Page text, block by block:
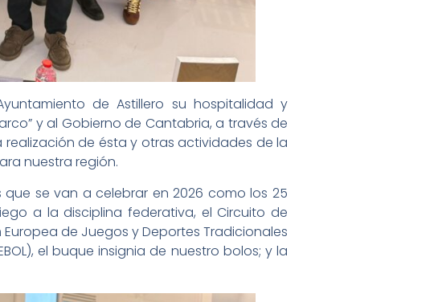
de Astillero su hospitalidad y
y al Gobierno de Cantabria, a través de
de ésta y otras actividades de la
nuestra región.
se van a celebrar en 2026 como los 25
a la disciplina federativa, el Circuito de
de Juegos y Deportes Tradicionales
el buque insignia de nuestro bolos; y la